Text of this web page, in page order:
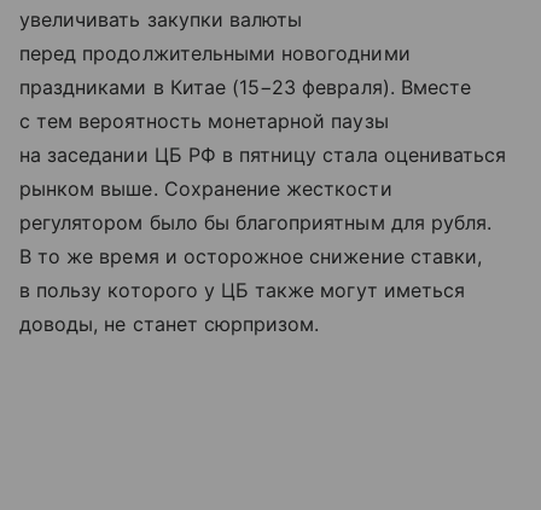
увеличивать закупки валюты
перед продолжительными новогодними
праздниками в Китае (15−23 февраля). Вместе
с тем вероятность монетарной паузы
на заседании ЦБ РФ в пятницу стала оцениваться
рынком выше. Сохранение жесткости
регулятором было бы благоприятным для рубля.
В то же время и осторожное снижение ставки,
в пользу которого у ЦБ также могут иметься
доводы, не станет сюрпризом.